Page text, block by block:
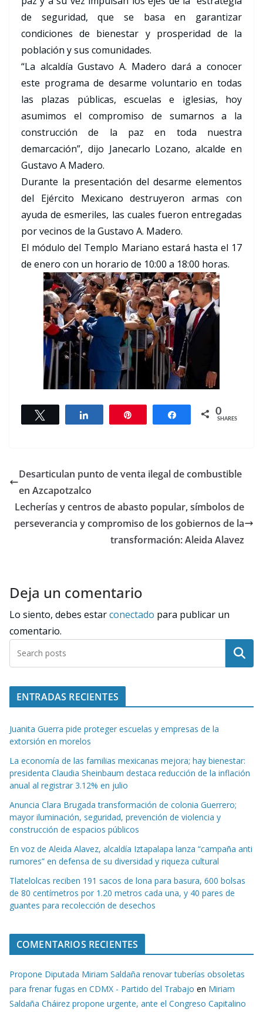
de seguridad, que se basa en garantizar
condiciones de bienestar y prosperidad de la
población y sus comunidades.
“La alcaldía Gustavo A. Madero dará a conocer
este programa de desarme voluntario en todas
las plazas públicas, escuelas e iglesias, hoy
asumimos el compromiso de sumarnos a la
construcción de la paz en toda nuestra
demarcación”, dijo Janecarlo Lozano, alcalde en
Gustavo A Madero.
Durante la presentación del desarme elementos
del Ejército Mexicano destruyeron armas con
ayuda de esmeriles, las cuales fueron entregadas
por vecinos de la Gustavo A. Madero.
El módulo del Templo Mariano estará hasta el 17
de enero con un horario de 10:00 a 18:00 horas.
Share 0
SHARES
Desarticulan punto de venta ilegal de combustible
en Azcapotzalco
Lecherías y centros de abasto popular, símbolos de
perseverancia y compromiso de los gobiernos de la
transformación: Aleida Alavez
Deja un comentario
Lo siento, debes estarconectado para publicar un
comentario.
Buscar
ENTRADAS RECIENTES
Juanita Guerra pide proteger escuelas y empresas de la
extorsión en morelos
La economía de las familias mexicanas mejora; hay bienestar:
presidenta Claudia Sheinbaum destaca reducción de la inflación
anual al registrar 3.12% en julio
Anuncia Clara Brugada transformación de colonia Guerrero;
mayor iluminación, seguridad, prevención de violencia y
construcción de espacios públicos
En voz de Aleida Alavez, alcaldía Iztapalapa lanza “campaña anti
rumores” en defensa de su diversidad y riqueza cultural
Tlatelolcas reciben 191 sacos de lona para basura, 600 bolsas
de 80 centímetros por 1.20 metros cada una, y 40 pares de
guantes para recolección de desechos
COMENTARIOS RECIENTES
Propone Diputada Miriam Saldaña renovar tuberías obsoletas
para frenar fugas en CDMX - Partido del Trabajo en Miriam
Saldaña Cháirez propone urgente, ante el Congreso Capitalino